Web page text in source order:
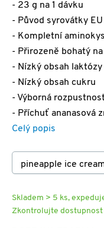
- 23 g na 1 dávku
- Původ syrovátky EU
- Kompletní
- Přirozeně bohatý
- Nízký obsah laktózy
- Nízký obsah cukru
- Výborná
- Příchuť ananasová
Celý popis
Skladem > 5 ks,
Zkontrolujte dostupnost